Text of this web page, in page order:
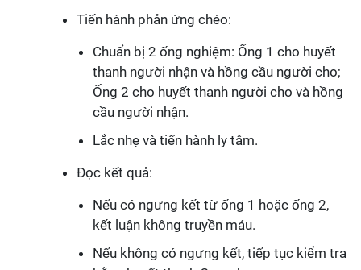
Tiến hành phản ứng chéo:
Chuẩn bị 2 ống nghiệm: Ống 1 cho huyết
thanh người nhận và hồng cầu người cho;
Ống 2 cho huyết thanh người cho và hồng
cầu người nhận.
Lắc nhẹ và tiến hành ly tâm.
Đọc kết quả:
Nếu có ngưng kết từ ống 1 hoặc ống 2,
kết luận không truyền máu.
Nếu không có ngưng kết, tiếp tục kiểm tra